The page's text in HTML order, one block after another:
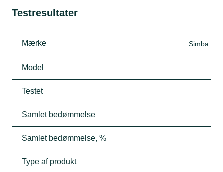
Testresultater
Mærke Simba
Model
Testet
Samlet bedømmelse
Samlet bedømmelse, %
Type af produkt